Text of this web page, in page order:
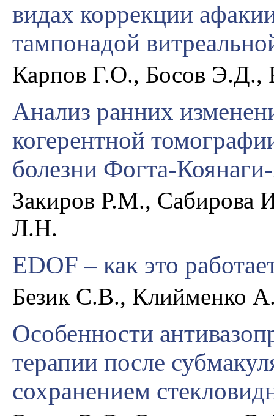
видах коррекции
тампонадой
Карпов Г.О., Босов
Анализ ранних
когерентной
болезни Фогта-
Закиров Р.М., Сабирова
Л.Н.
EDOF – как это
Безик С.В., Клийменко
Особенности
терапии после
сохранением